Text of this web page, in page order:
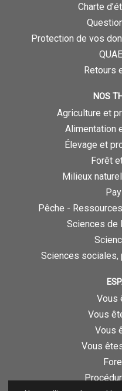
Charte
Protection de vos
Retours
NOS
Agriculture et
Alimentation
Élevage et
Forêt
Milieux
Pêche -
Sciences de
Sciences sociales,
Vous
Vous
Vous
Vous